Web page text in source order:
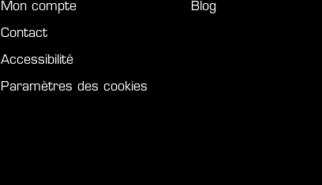
Mon compte
Contact
Accessibilité
Paramètres des cookies
Blog